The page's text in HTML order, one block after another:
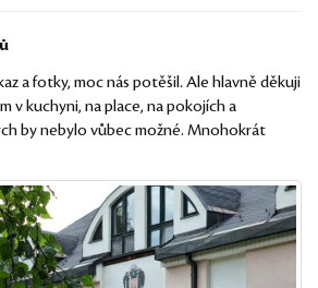
a fotky, moc nás potěšil. Ale hlavně děkuji
v kuchyni, na place, na pokojích a
by nebylo vůbec možné. Mnohokrát